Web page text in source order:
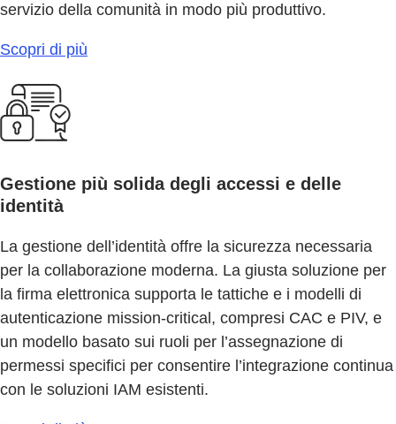
servizio della comunità in modo più produttivo.
Scopri di più
Gestione più solida degli accessi e delle
identità
La gestione dell’identità offre la sicurezza necessaria
per la collaborazione moderna. La giusta soluzione per
la firma elettronica supporta le tattiche e i modelli di
autenticazione mission-critical, compresi CAC e PIV, e
un modello basato sui ruoli per l’assegnazione di
permessi specifici per consentire l’integrazione continua
con le soluzioni IAM esistenti.